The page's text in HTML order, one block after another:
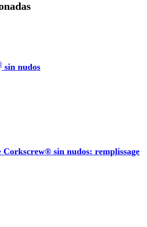
sin nudos
Corkscrew® sin nudos: remplissage